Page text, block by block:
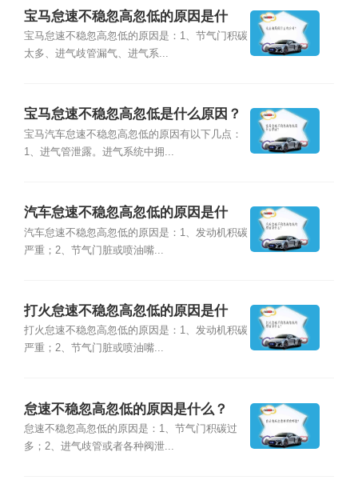
宝马怠速不稳忽高忽低的原因是什
么？
宝马怠速不稳忽高忽低的原因是：1、节气门积碳
太多、进气歧管漏气、进气系...
宝马怠速不稳忽高忽低是什么原因？
宝马汽车怠速不稳忽高忽低的原因有以下几点：
1、进气管泄露。进气系统中拥...
汽车怠速不稳忽高忽低的原因是什
么？
汽车怠速不稳忽高忽低的原因是：1、发动机积碳
严重；2、节气门脏或喷油嘴...
打火怠速不稳忽高忽低的原因是什
么？
打火怠速不稳忽高忽低的原因是：1、发动机积碳
严重；2、节气门脏或喷油嘴...
怠速不稳忽高忽低的原因是什么？
怠速不稳忽高忽低的原因是：1、节气门积碳过
多；2、进气歧管或者各种阀泄...